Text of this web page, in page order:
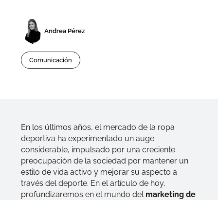
Andrea Pérez
Comunicación
En los últimos años, el mercado de la ropa
deportiva ha experimentado un auge
considerable, impulsado por una creciente
preocupación de la sociedad por mantener un
estilo de vida activo y mejorar su aspecto a
través del deporte. En el artículo de hoy,
profundizaremos en el mundo del marketing de